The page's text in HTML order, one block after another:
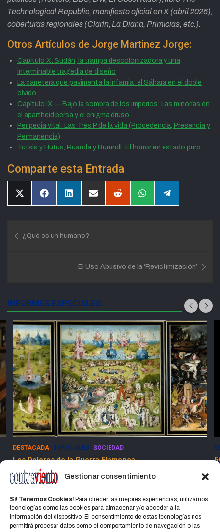
Gestionar consentimiento
Si! Tenemos Cookies! Para ofrecer las mejores experiencias, utilizamos
tecnologías como las cookies para almacenar y/o acceder a la
información del dispositivo. El consentimiento de estas tecnologías nos
permitirá procesar datos como el comportamiento de navegación o las
Technological Republic, manifiesto oficial en X (abril 2026),
coberturas regionales (Clarín, La Diaria, Primicias, etc.).
Otros Artículos de Jorge Martinez Jorge:
Capítulo X: Sudán, la trampa descolonizadora y una
interminable tragedia de diseño
La carretera que pavimenta la infamia: el Sáhara en el doble
olvido
Capítulo IX — Bajo la sombra de los imperios: Las minorías en
el apartheid persa y el enigma druso
Peripecia vital: Las Tres P de la vida (Procedencia, Presencia y
Permanencia)
Tutsis y Hutus, Ruanda y Burundi: El horror en estado puro
Comparte esta Entrada
CompartirCompartirCompartirCompartirCompartirCompartirCompartir
de
¿Qué es un humano?
El Uso Abusivo de la ‘Revictimización’
INFORMES ESPECIALES
DESTACADA ESPECIALES SOCIEDAD
Los Dolores de la Guerra Flamenca
13 marzo, 2025 Jorge Martinez Jorge